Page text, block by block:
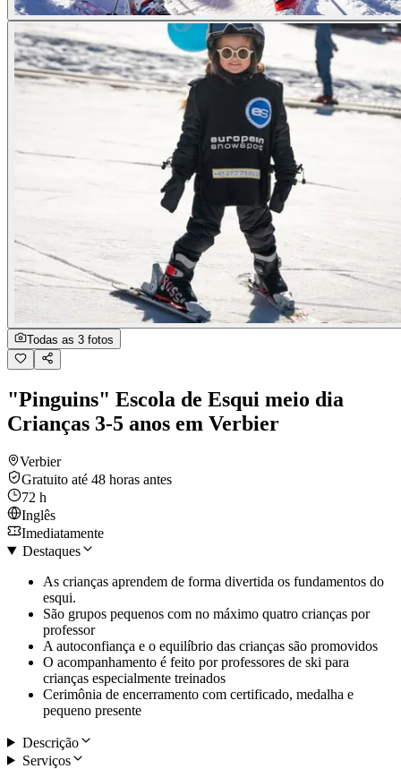
Todas as 3 fotos
"Pinguins" Escola de Esqui meio dia
Crianças 3-5 anos em Verbier
Verbier
Gratuito até 48 horas antes
72 h
Inglês
Imediatamente
Destaques
As crianças aprendem de forma divertida os fundamentos do
esqui.
São grupos pequenos com no máximo quatro crianças por
professor
A autoconfiança e o equilíbrio das crianças são promovidos
O acompanhamento é feito por professores de ski para
crianças especialmente treinados
Cerimônia de encerramento com certificado, medalha e
pequeno presente
Descrição
Serviços